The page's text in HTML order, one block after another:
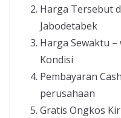
Harga Tersebut
Jabodetabek
Harga Sewaktu
Kondisi
Pembayaran
perusahaan
Gratis Ongkos